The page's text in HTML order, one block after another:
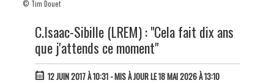
© Tim Douet
C.Isaac-Sibille (LREM) : "Cela fait dix ans
que j'attends ce moment"
12 JUIN 2017 À 10:31- MIS À JOUR LE 18 MAI 2026 À 13:10